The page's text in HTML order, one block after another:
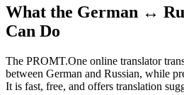
What the German ↔
Can Do
The PROMT.One online translator
between German and Russian, while
It is fast, free, and offers translation